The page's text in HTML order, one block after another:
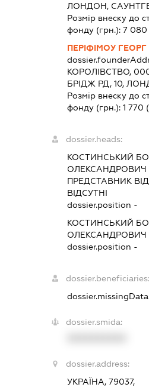
ЛОНДОН,
Розмір внеску до
фонду (грн.): 7 080
ПЕРІФІМОУ ГЕОРГ
КОРОЛІВСТВО,
БРІДЖ РД, 10,
Розмір внеску до
фонду (грн.): 1 770
dossier.heads:
КОСТИНСЬКИЙ
ОЛЕКСАНДРОВИЧ
ПРЕДСТАВНИК
ВІДСУТНІ
dossier.position -
КОСТИНСЬКИЙ
ОЛЕКСАНДРОВИЧ
dossier.position -
dossier.beneficiaries:
dossier.missingData
dossier.smida:
dossier.address:
УКРАЇНА, 79037,